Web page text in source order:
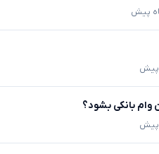
وام بانکی بشود؟